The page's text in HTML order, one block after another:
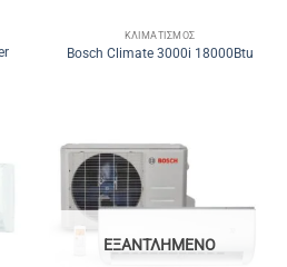
ΚΛΙΜΑΤΙΣΜΌΣ
Bosch Climate 3000i 18000Btu
ΕΞΑΝΤΛΗΜΈΝΟ